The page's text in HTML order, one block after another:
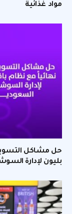
مواد غذائية
حل مشاكل التسويق
بليون لإدارة